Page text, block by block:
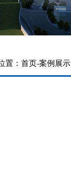
置： 首页-案例展示